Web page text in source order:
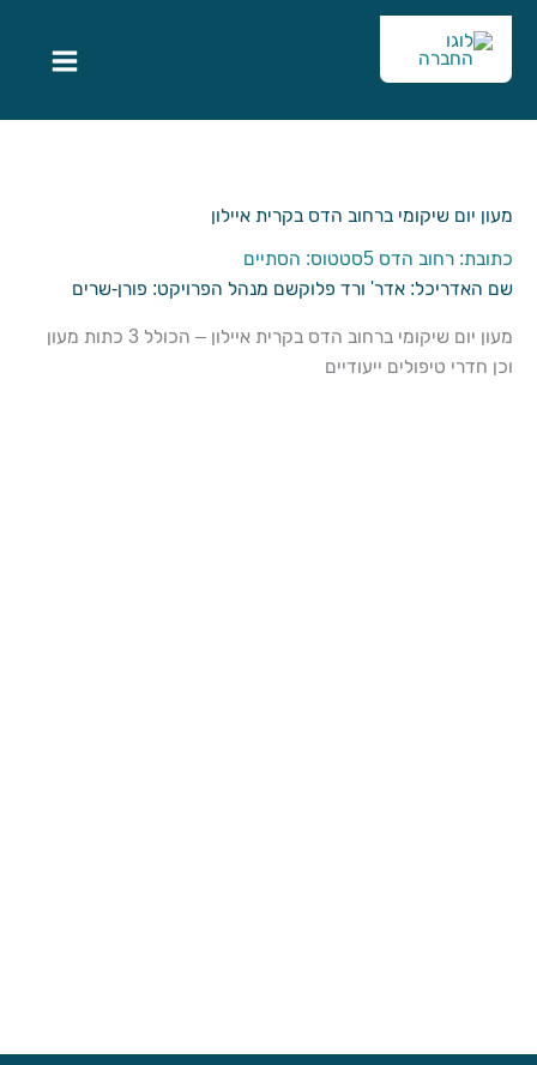
מעון יום שיקומי ברחוב הדס בקרית איילון
כתובת: רחוב הדס 5
סטטוס: הסתיים
שם האדריכל: אדר' ורד פלוקשם מנהל הפרויקט: פורן-שרים
מעון יום שיקומי ברחוב הדס בקרית איילון – הכולל 3 כתות מעון
וכן חדרי טיפולים ייעודיים